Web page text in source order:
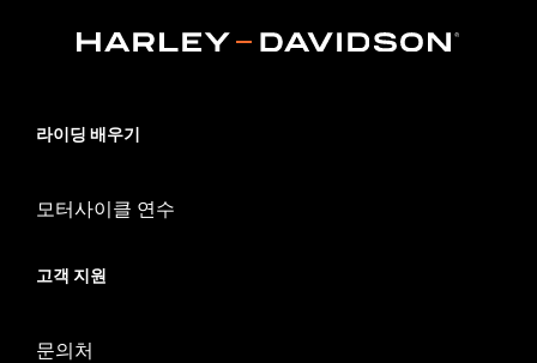
라이딩 배우기
모터사이클 연수
고객 지원
문의처